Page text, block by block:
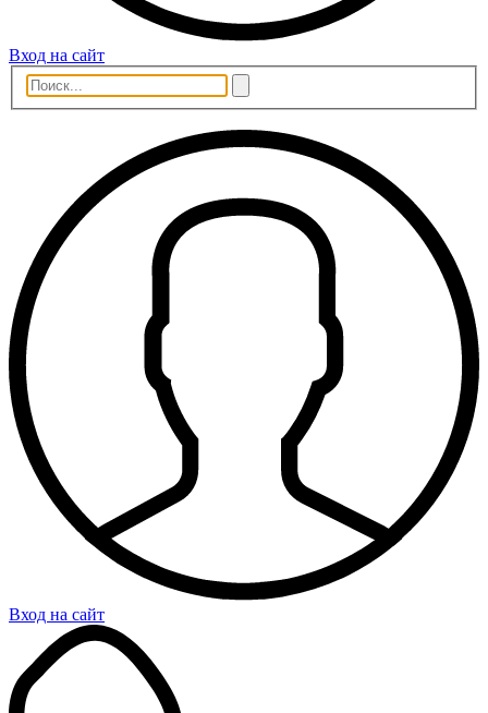
Вход на сайт
Вход на сайт